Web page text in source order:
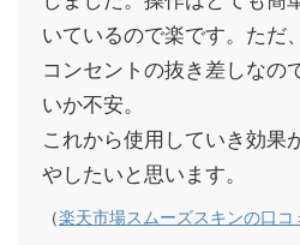
いているので楽です。ただ
コンセントの抜き差しなの
いか不安。
これから使用していき効果
やしたいと思います。
（楽天市場スムーズスキンの口コ